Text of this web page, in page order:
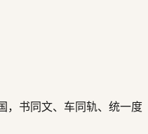
，书同文、车同轨、统一度